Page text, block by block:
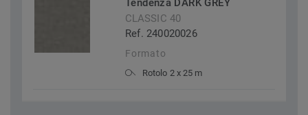
Tendenza DARK GREY
CLASSIC 40
Ref. 240020026
Formato
Rotolo 2 x 25 m